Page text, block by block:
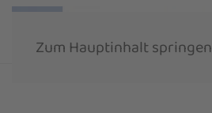
Zum Hauptinhalt springen